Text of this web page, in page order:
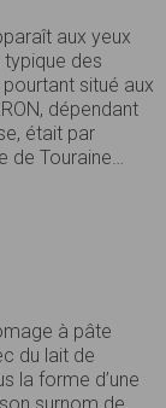
aux yeux
des
situé aux
dépendant
était par
de Touraine…
à pâte
du lait de
la forme d’une